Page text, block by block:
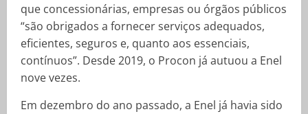
que concessionárias, empresas ou órgãos públicos
“são obrigados a fornecer serviços adequados,
eficientes, seguros e, quanto aos essenciais,
contínuos”. Desde 2019, o Procon já autuou a Enel
nove vezes.
Em dezembro do ano passado, a Enel já havia sido